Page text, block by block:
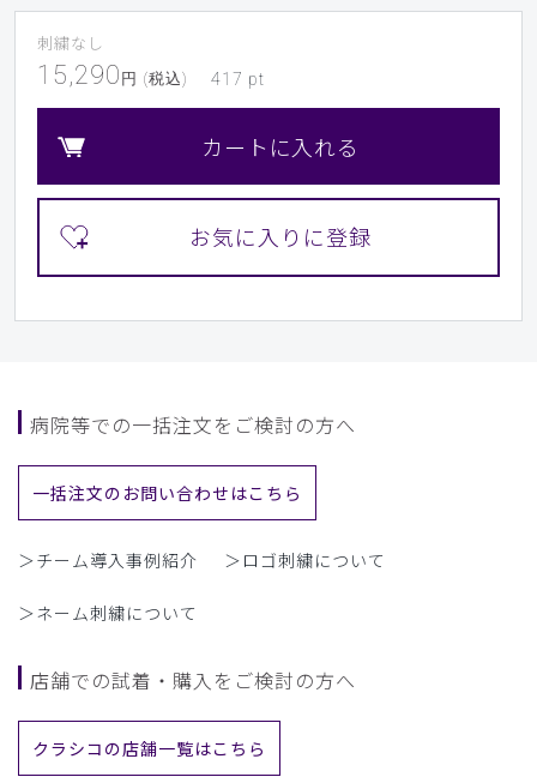
刺繍なし
15,290 円 (税込) 417 pt
カートに入れる
病院等での一括注文をご検討の方へ
一括注文のお問い合わせはこちら
＞チーム導入事例紹介 ＞ロゴ刺繍について
＞ネーム刺繍について
店舗での試着・購入をご検討の方へ
クラシコの店舗一覧はこちら